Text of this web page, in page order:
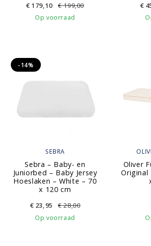
€ 179,10 €199,00
Op voorraad
€
SEBRA
Sebra – Baby- en
Juniorbed – Baby Jersey
Hoeslaken – White – 70
x 120 cm
€ 23,95 €28,00
-14%
Op voorraad
Oliver
Original